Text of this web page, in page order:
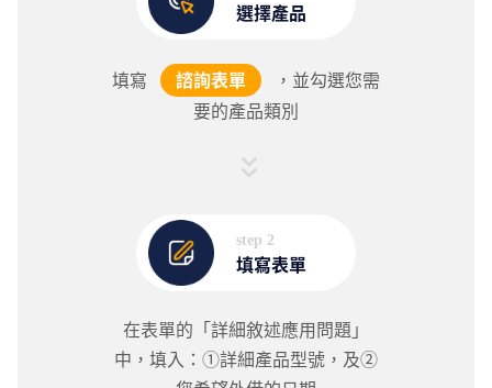
選擇產品
填寫 諮詢表單
，並勾選您需
要的產品類別
step 2
填寫表單
在表單的「詳細敘述應用問題」
中，填入：①詳細產品型號，及②